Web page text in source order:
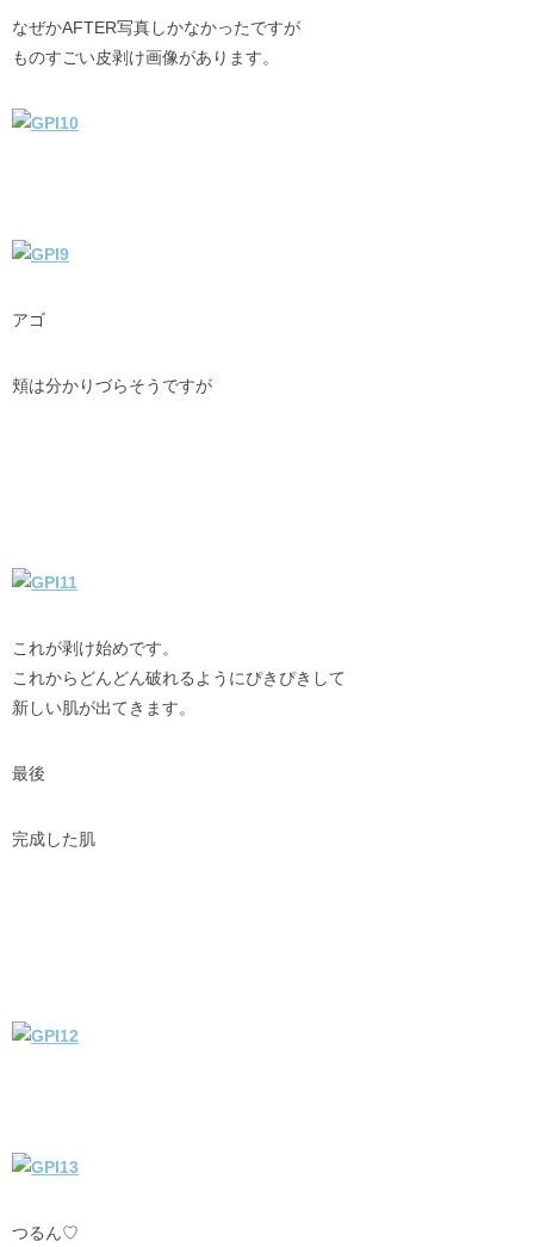
なぜかAFTER写真しかなかったですが
ものすごい皮剥け画像があります。
アゴ
頬は分かりづらそうですが
これが剥け始めです。
これからどんどん破れるようにぴきぴきして
新しい肌が出てきます。
最後
完成した肌
つるん♡